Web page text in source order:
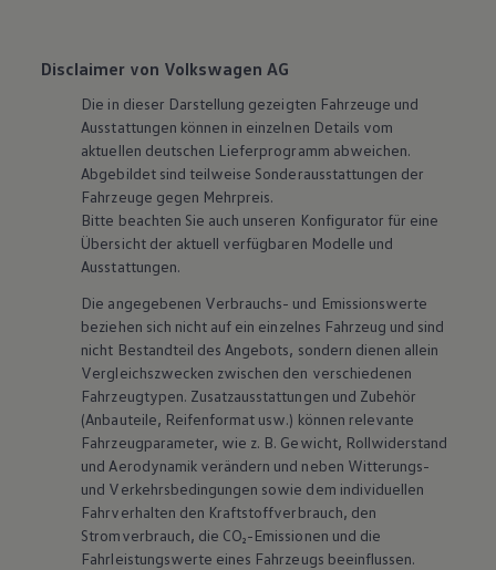
Disclaimer von Volkswagen AG
Die in dieser Darstellung gezeigten Fahrzeuge und
Ausstattungen können in einzelnen Details vom
aktuellen deutschen Lieferprogramm abweichen.
Abgebildet sind teilweise Sonderausstattungen der
Fahrzeuge gegen Mehrpreis.
Bitte beachten Sie auch unseren Konfigurator für eine
Übersicht der aktuell verfügbaren Modelle und
Ausstattungen.
Die angegebenen Verbrauchs- und Emissionswerte
beziehen sich nicht auf ein einzelnes Fahrzeug und sind
nicht Bestandteil des Angebots, sondern dienen allein
Vergleichszwecken zwischen den verschiedenen
Fahrzeugtypen. Zusatzausstattungen und Zubehör
(Anbauteile, Reifenformat usw.) können relevante
Fahrzeugparameter, wie z. B. Gewicht, Rollwiderstand
und Aerodynamik verändern und neben Witterungs-
und Verkehrsbedingungen sowie dem individuellen
Fahrverhalten den Kraftstoffverbrauch, den
Stromverbrauch, die CO₂-Emissionen und die
Fahrleistungswerte eines Fahrzeugs beeinflussen.